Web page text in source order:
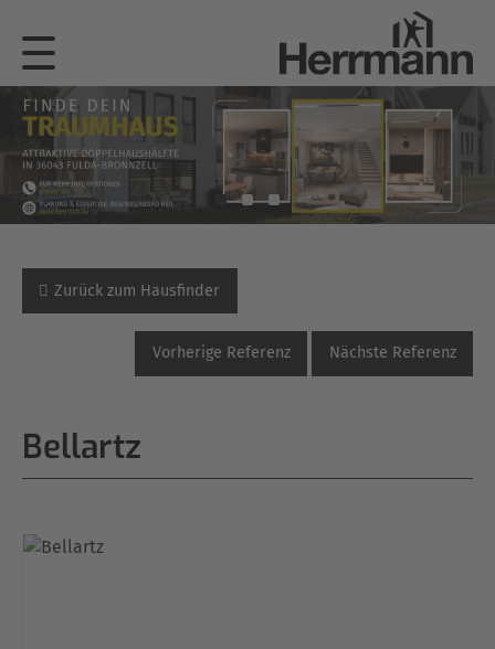
Zurück zum Hausfinder
Vorherige Referenz Nächste Referenz
Bellartz